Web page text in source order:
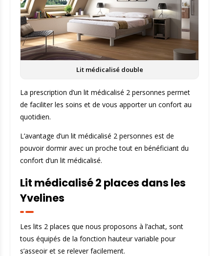
Lit médicalisé double
La prescription d’un lit médicalisé 2 personnes permet
de faciliter les soins et de vous apporter un confort au
quotidien.
L’avantage d’un lit médicalisé 2 personnes est de
pouvoir dormir avec un proche tout en bénéficiant du
confort d’un lit médicalisé.
Lit médicalisé 2 places dans les
Yvelines
Les lits 2 places que nous proposons à l’achat, sont
tous équipés de la fonction hauteur variable pour
s’asseoir et se relever facilement.